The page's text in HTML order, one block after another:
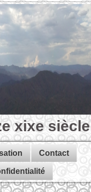
xixe siècle
Contact